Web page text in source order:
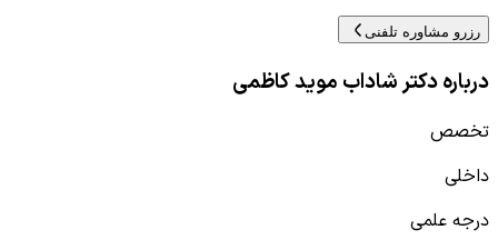
رزرو مشاوره تلفنی
درباره دکتر شاداب موید کاظمی
تخصص
داخلی
درجه علمی